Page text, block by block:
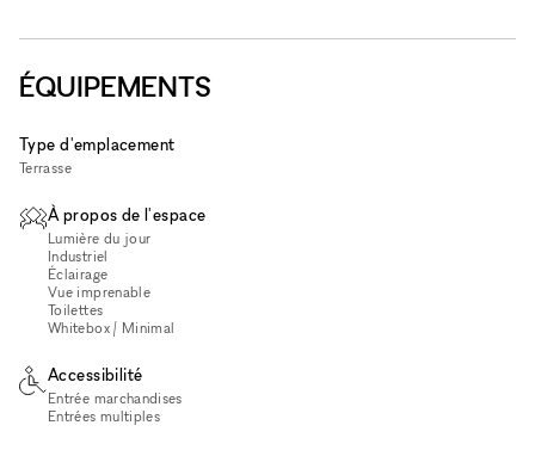
ÉQUIPEMENTS
Type d'emplacement
Terrasse
À propos de l'espace
Lumière du jour
Industriel
Éclairage
Vue imprenable
Toilettes
Whitebox / Minimal
Accessibilité
Entrée marchandises
Entrées multiples